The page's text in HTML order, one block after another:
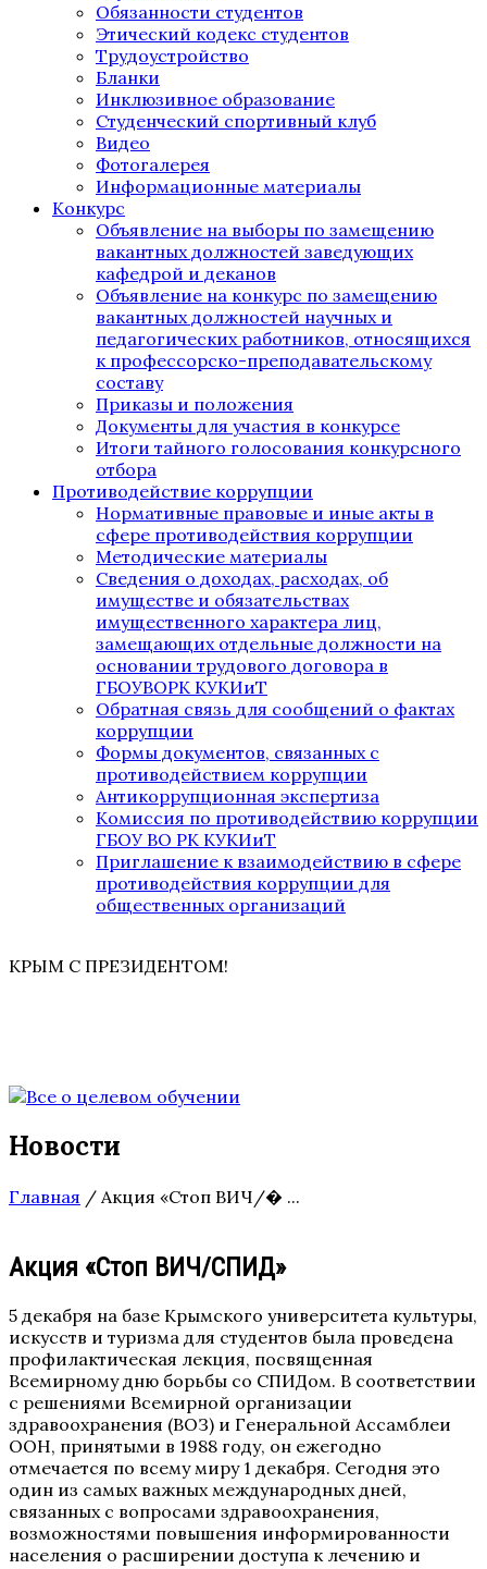
Обязанности студентов
Этический кодекс студентов
Трудоустройство
Бланки
Инклюзивное образование
Студенческий спортивный клуб
Видео
Фотогалерея
Информационные материалы
Конкурс
Объявление на выборы по замещению
вакантных должностей заведующих
кафедрой и деканов
Объявление на конкурс по замещению
вакантных должностей научных и
педагогических работников, относящихся
к профессорско-преподавательскому
составу
Приказы и положения
Документы для участия в конкурсе
Итоги тайного голосования конкурсного
отбора
Противодействие коррупции
Нормативные правовые и иные акты в
сфере противодействия коррупции
Методические материалы
Сведения о доходах, расходах, об
имуществе и обязательствах
имущественного характера лиц,
замещающих отдельные должности на
основании трудового договора в
ГБОУВОРК КУКИиТ
Обратная связь для сообщений о фактах
коррупции
Формы документов, связанных с
противодействием коррупции
Антикоррупционная экспертиза
Комиссия по противодействию коррупции
ГБОУ ВО РК КУКИиТ
Приглашение к взаимодействию в сфере
противодействия коррупции для
общественных организаций
КРЫМ С ПРЕЗИДЕНТОМ!
Новости
Главная / Акция «Стоп ВИЧ/� ...
Акция «Стоп ВИЧ/СПИД»
5 декабря на базе Крымского университета культуры,
искусств и туризма для студентов была проведена
профилактическая лекция, посвященная
Всемирному дню борьбы со СПИДом. В соответствии
с решениями Всемирной организации
здравоохранения (ВОЗ) и Генеральной Ассамблеи
ООН, принятыми в 1988 году, он ежегодно
отмечается по всему миру 1 декабря. Сегодня это
один из самых важных международных дней,
связанных с вопросами здравоохранения,
возможностями повышения информированности
населения о расширении доступа к лечению и